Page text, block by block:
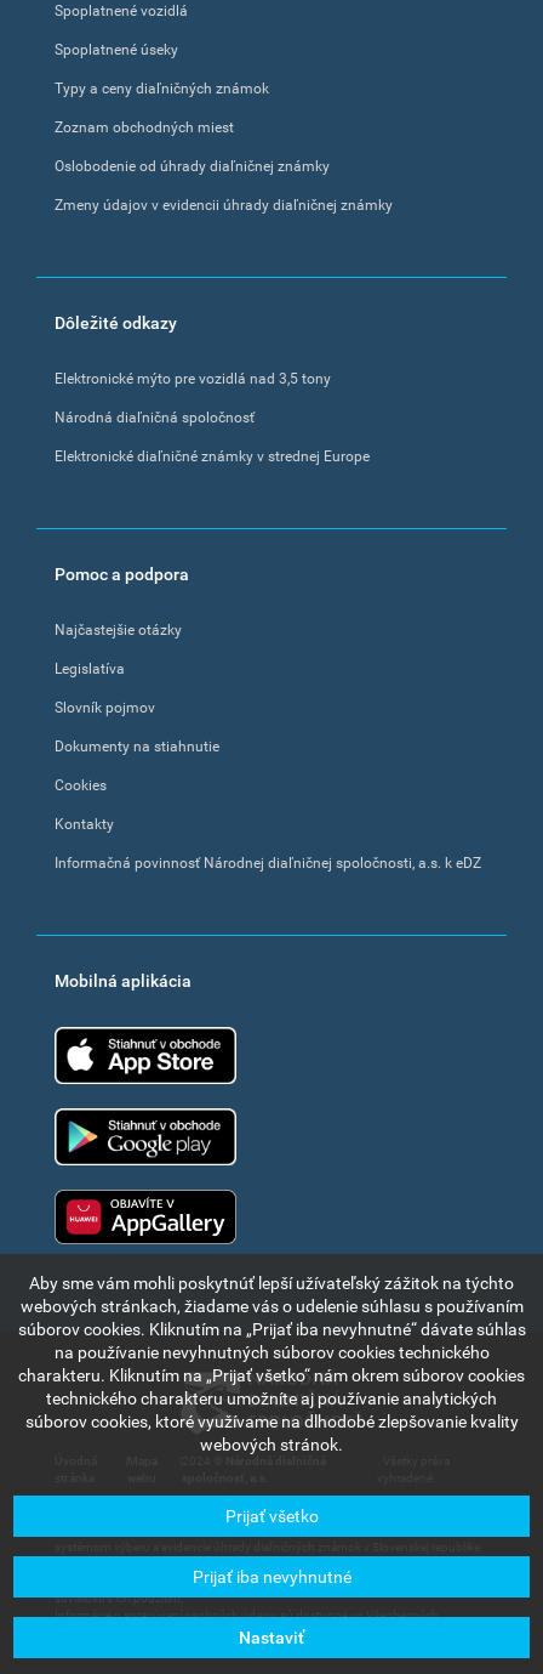
Spoplatnené vozidlá
Spoplatnené úseky
Typy a ceny diaľničných známok
Zoznam obchodných miest
Oslobodenie od úhrady diaľničnej známky
Zmeny údajov v evidencii úhrady diaľničnej známky
Dôležité odkazy
Elektronické mýto pre vozidlá nad 3,5 tony
Národná diaľničná spoločnosť
Elektronické diaľničné známky v strednej Europe
Pomoc a podpora
Najčastejšie otázky
Legislatíva
Slovník pojmov
Dokumenty na stiahnutie
Cookies
Kontakty
Informačná povinnosť Národnej diaľničnej spoločnosti, a.s. k eDZ
Mobilná aplikácia
Informácie a údaje uvedené v tejto časti internetového portálu sú výlučne
informatívneho charakteru a slúžia na stručné oboznámenie sa s elektronickým
akúkoľvek škodu, ktorá by mohla vzniknúť používateľom alebo tretím stranám v
súvislosti s ich použitím.
Informácie o spracúvaní osobných údajov sú dostupné vo Všeobecných
obchodných podmienkach, dostupných v sekcii
Aby sme vám mohli poskytnúť lepší užívateľský zážitok na týchto
webových stránkach, žiadame vás o udelenie súhlasu s používaním
súborov cookies. Kliknutím na „Prijať iba nevyhnutné“ dávate súhlas
na používanie nevyhnutných súborov cookies technického
charakteru. Kliknutím na „Prijať všetko“ nám okrem súborov cookies
technického charakteru umožníte aj používanie analytických
súborov cookies, ktoré využívame na dlhodobé zlepšovanie kvality
webových stránok.
Prijať všetko
Prijať iba nevyhnutné
Nastaviť